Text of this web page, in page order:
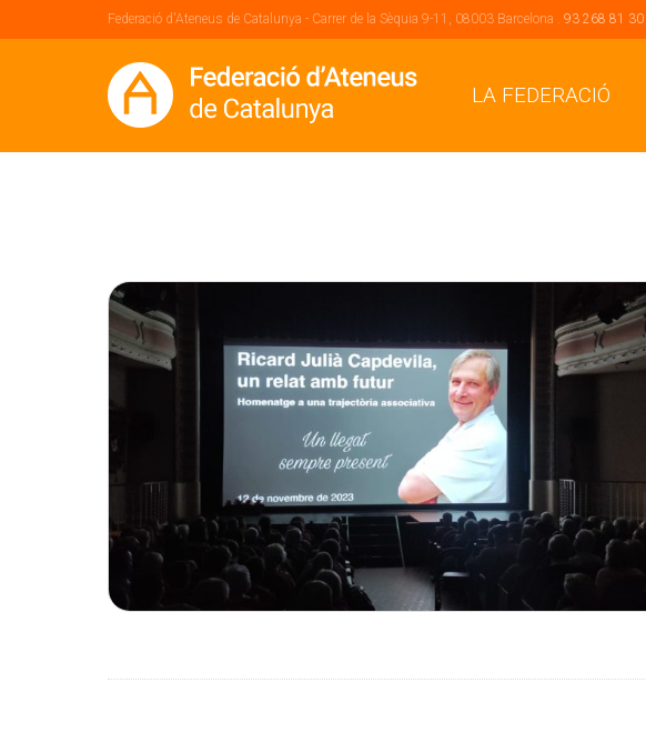
Federació d'Ateneus de Catalunya - Carrer de la Sèquia 9-11, 08003 Barcelona . 93 268 81 30
LA FEDERACIÓ